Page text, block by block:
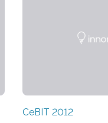
CeBIT 2012